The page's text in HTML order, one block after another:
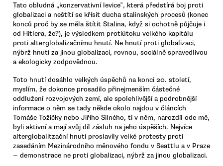
Tato obludná „konzervativní levice‟, která předstírá boj proti
globalizaci a neštítí se křísit ducha stalinských procesů (konec
konců proč by se měla štítit Stalina, když si ochotně půjčuje i
od Hitlera, že?), je výsledkem protiútoku velkého kapitálu
proti alterglobalizačnímu hnutí. Ne hnutí proti globalizaci,
nýbrž hnutí za jinou globalizaci, rovnou, sociálně spravedlivou
a ekologicky zodpovědnou.
Toto hnutí dosáhlo velkých úspěchů na konci 20. století,
myslím, že dokonce prosadilo přinejmenším částečné
oddlužení rozvojových zemí, ale spolehlivější a podrobnější
informace o něm se tady někde okolo najdou v článcích
Tomáše Tožičky nebo Jiřího Silného, ti v něm, narozdíl ode mě,
byli aktivní a mají svůj díl zásluh na jeho úspěších. Nejvíce
alterglobalitzační hnutí proslavily velké protesty proti
zasedáním Mezinárodního měnového fondu v Seattlu a v Praze
— demonstrace ne proti globalizaci, nýbrž za jinou globalizaci.